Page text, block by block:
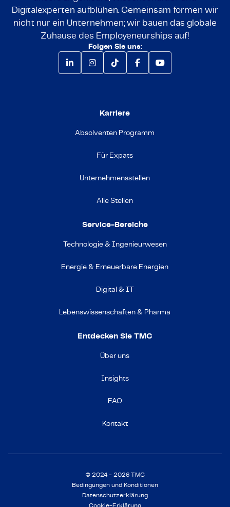
Digitalexperten aufblühen. Gemeinsam formen wir
nicht nur ein Unternehmen; wir bauen das globale
Zuhause des Employeneurships auf!
Folgen Sie uns:
Karriere
Absolventen Programm
Für Expats
Unternehmensstellen
Alle Stellen
Service-Bereiche
Technologie & Ingenieurwesen
Energie & Erneuerbare Energien
Digital & IT
Lebenswissenschaften & Pharma
Entdecken Sie TMC
Über uns
Insights
FAQ
Kontakt
© 2024 - 2026 TMC
Bedingungen und Konditionen
Datenschutzerklärung
Cookie-Erklärung